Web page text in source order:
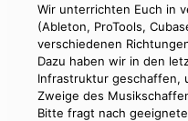
Wir unterrichten Euch in
(Ableton, ProTools,
verschiedenen
Dazu haben wir in den
Infrastruktur geschaffen,
Zweige des
Bitte fragt nach